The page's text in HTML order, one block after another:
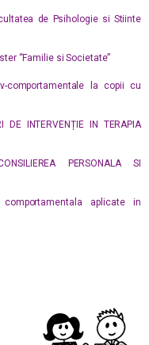
de Psihologie si Stiinte
“Familie si Societate”
comportamentale la copii cu
DE INTERVENȚIE IN TERAPIA
PERSONALA SI
aplicate in